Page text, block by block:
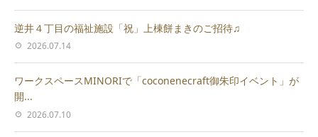
逆井４丁目の福祉施設「祝」上棟餅まきのご招待♫
2026.07.14
ワークスペースMINORIで「coconenecraft御朱印イベント」が
開...
2026.07.10